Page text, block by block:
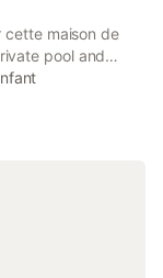
cette maison de
pool and
terrace and free